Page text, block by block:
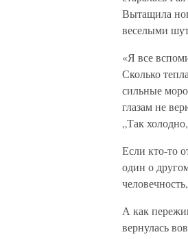
Вытащила
веселыми
«Я все
Сколько
сильные
глазам не
„Так
Если кто-то
один о
А как
вернулась